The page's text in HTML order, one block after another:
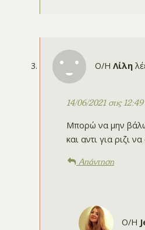
Ο/ΗΛίλη
14/06/2021 στις 12:49
Μπορώ να μην
και αντι για ριζι
Απάντηση
Ο/Η